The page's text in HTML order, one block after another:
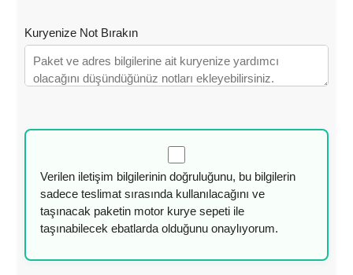
Kuryenize Not Bırakın
Verilen iletişim bilgilerinin doğruluğunu, bu bilgilerin
sadece teslimat sırasında kullanılacağını ve
taşınacak paketin motor kurye sepeti ile
taşınabilecek ebatlarda olduğunu onaylıyorum.